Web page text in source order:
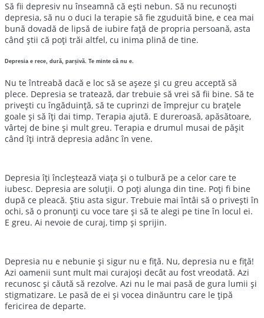
Să fii depresiv nu înseamnă că ești nebun. Să nu recunoști
depresia, să nu o duci la terapie să fie zguduită bine, e cea mai
bună dovadă de lipsă de iubire față de propria persoană, asta
când știi că poți trăi altfel, cu inima plină de tine.
Depresia e rece, dură, parșivă. Te minte că nu e.
Nu te întreabă dacă e loc să se așeze și cu greu acceptă să
plece. Depresia se tratează, dar trebuie să vrei să fii bine. Să te
privești cu îngăduință, să te cuprinzi de împrejur cu brațele
goale și să îți dai timp. Terapia ajută. E dureroasă, apăsătoare,
vârtej de bine și mult greu. Terapia e drumul musai de pășit
când îți intră depresia adânc în vene.
Depresia îți încleștează viața și o tulbură pe a celor care te
iubesc. Depresia are soluții. O poți alunga din tine. Poți fi bine
după ce pleacă. Știu asta sigur. Trebuie mai întâi să o privești în
ochi, să o pronunți cu voce tare și să te alegi pe tine în locul ei.
E greu. Ai nevoie de curaj, timp și sprijin.
Depresia nu e nebunie și sigur nu e fiță. Nu, depresia nu e fiță!
Azi oamenii sunt mult mai curajoși decât au fost vreodată. Azi
recunosc și căută să rezolve. Azi nu le mai pasă de gura lumii și
stigmatizare. Le pasă de ei și vocea dinăuntru care le țipă
fericirea de departe.